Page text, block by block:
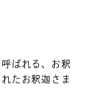
ばれる、お釈
たお釈迦さま